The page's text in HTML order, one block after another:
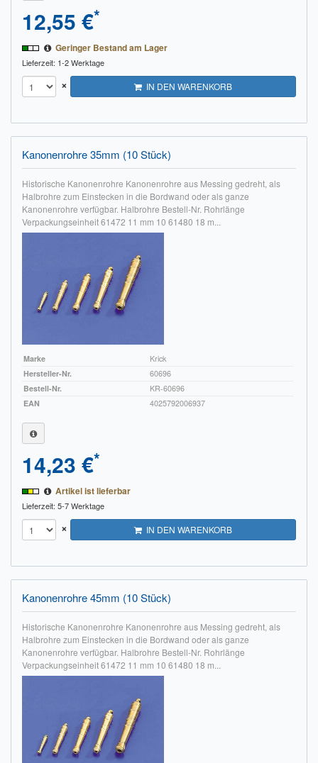
12,55 €*
Geringer Bestand am Lager
Lieferzeit: 1-2 Werktage
× IN DEN WARENKORB
Kanonenrohre 35mm (10 Stück)
Historische Kanonenrohre Kanonenrohre aus Messing gedreht, als
Halbrohre zum Einstecken in die Bordwand oder als ganze
Kanonenrohre verfügbar. Halbrohre Bestell-Nr. Rohrlänge
Verpackungseinheit 61472 11 mm 10 61480 18 m...
Marke
Krick
Hersteller-Nr.
60696
Bestell-Nr.
KR-60696
EAN
4025792006937
14,23 €*
Artikel ist lieferbar
Lieferzeit: 5-7 Werktage
× IN DEN WARENKORB
Kanonenrohre 45mm (10 Stück)
Historische Kanonenrohre Kanonenrohre aus Messing gedreht, als
Halbrohre zum Einstecken in die Bordwand oder als ganze
Kanonenrohre verfügbar. Halbrohre Bestell-Nr. Rohrlänge
Verpackungseinheit 61472 11 mm 10 61480 18 m...